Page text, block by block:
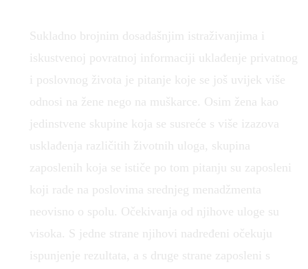
Sukladno brojnim dosadašnjim istraživanjima i
iskustvenoj povratnoj informaciji uklađenje privatnog
i poslovnog života je pitanje koje se još uvijek više
odnosi na žene nego na muškarce. Osim žena kao
jedinstvene skupine koja se susreće s više izazova
usklađenja različitih životnih uloga, skupina
zaposlenih koja se ističe po tom pitanju su zaposleni
koji rade na poslovima srednjeg menadžmenta
neovisno o spolu. Očekivanja od njihove uloge su
visoka. S jedne strane njihovi nadređeni očekuju
ispunjenje rezultata, a s druge strane zaposleni s